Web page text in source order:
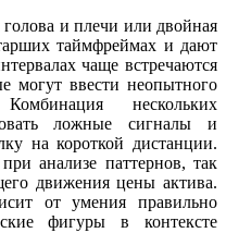
и плечи или двойная
таймфреймах и дают
чаще встречаются
ввести неопытного
нескольких
ложные сигналы и
на короткой дистанции.
анализе паттернов, так
движения цены актива.
от умения правильно
фигуры в контексте